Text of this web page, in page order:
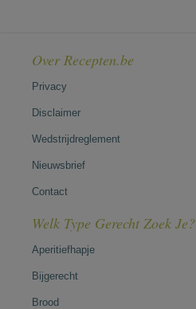
Over Recepten.be
Privacy
Disclaimer
Wedstrijdreglement
Nieuwsbrief
Contact
Welk Type Gerecht Zoek Je?
Aperitiefhapje
Bijgerecht
Brood